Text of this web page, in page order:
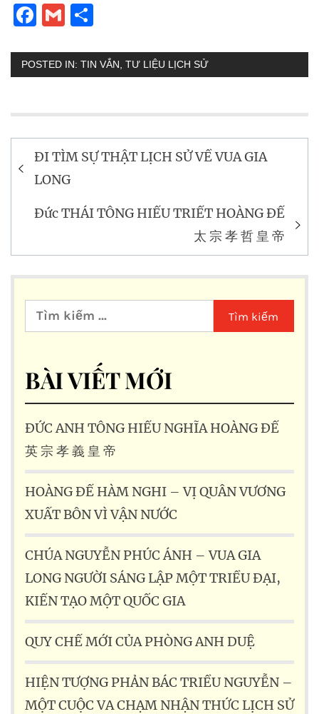
Facebook
Gmail
POSTED IN: TIN VẮN TƯ LIỆU LỊCH SỬ
Điều
hướng
viết
ĐI TÌM SỰ THẬT LỊCH SỬ VỀ VUA GIA
LONG
Đức THÁI TÔNG HIẾU TRIẾT HOÀNG ĐẾ
太 宗 孝 哲 皇 帝
Tìm
kiếm
BÀI VIẾT MỚI
ĐỨC ANH TÔNG HIẾU NGHĨA HOÀNG ĐẾ
英 宗 孝 義 皇 帝
HOÀNG ĐẾ HÀM NGHI – VỊ QUÂN VƯƠNG
XUẤT BÔN VÌ VẬN NƯỚC
CHÚA NGUYỄN PHÚC ÁNH – VUA GIA
LONG NGƯỜI SÁNG LẬP MỘT TRIỀU ĐẠI,
KIẾN TẠO MỘT QUỐC GIA
QUY CHẾ MỚI CỦA PHÒNG ANH DUỆ
HIỆN TƯỢNG PHẢN BÁC TRIỀU NGUYỄN –
MỘT CUỘC VA CHẠM NHẬN THỨC LỊCH SỬ